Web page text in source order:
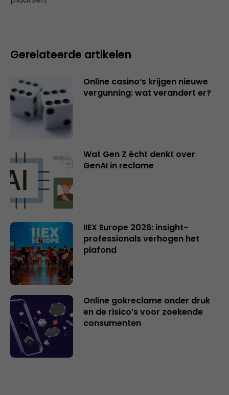
Gerelateerde artikelen
Online casino’s krijgen nieuwe
vergunning: wat verandert er?
Wat Gen Z écht denkt over
GenAI in reclame
IIEX Europe 2026: insight-
professionals verhogen het
plafond
Online gokreclame onder druk
en de risico’s voor zoekende
consumenten